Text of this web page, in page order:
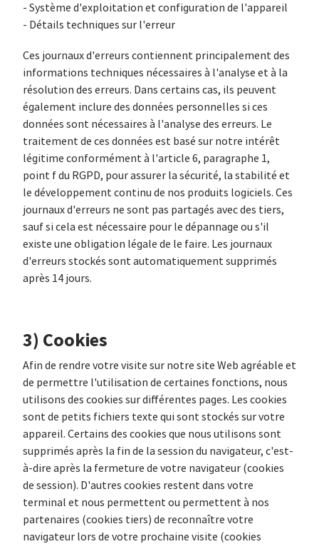
- Système d'exploitation et configuration de l'appareil
- Détails techniques sur l'erreur
Ces journaux d'erreurs contiennent principalement des
informations techniques nécessaires à l'analyse et à la
résolution des erreurs. Dans certains cas, ils peuvent
également inclure des données personnelles si ces
données sont nécessaires à l'analyse des erreurs. Le
traitement de ces données est basé sur notre intérêt
légitime conformément à l'article 6, paragraphe 1,
point f du RGPD, pour assurer la sécurité, la stabilité et
le développement continu de nos produits logiciels. Ces
journaux d'erreurs ne sont pas partagés avec des tiers,
sauf si cela est nécessaire pour le dépannage ou s'il
existe une obligation légale de le faire. Les journaux
d'erreurs stockés sont automatiquement supprimés
après 14 jours.
3) Cookies
Afin de rendre votre visite sur notre site Web agréable et
de permettre l'utilisation de certaines fonctions, nous
utilisons des cookies sur différentes pages. Les cookies
sont de petits fichiers texte qui sont stockés sur votre
appareil. Certains des cookies que nous utilisons sont
supprimés après la fin de la session du navigateur, c'est-
à-dire après la fermeture de votre navigateur (cookies
de session). D'autres cookies restent dans votre
terminal et nous permettent ou permettent à nos
partenaires (cookies tiers) de reconnaître votre
navigateur lors de votre prochaine visite (cookies